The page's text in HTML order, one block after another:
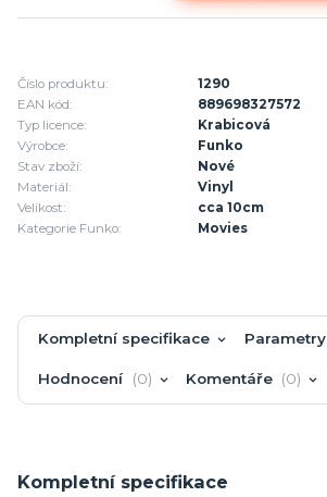
Číslo produktu:
1290
EAN kód:
889698327572
Typ licence:
Krabicová
Výrobce:
Funko
Stav zboží:
Nové
Materiál:
Vinyl
Velikost:
cca 10cm
Kategorie Funko:
Movies
Kompletní specifikace Parametry
Hodnocení 0 Komentáře 0
Kompletní specifikace